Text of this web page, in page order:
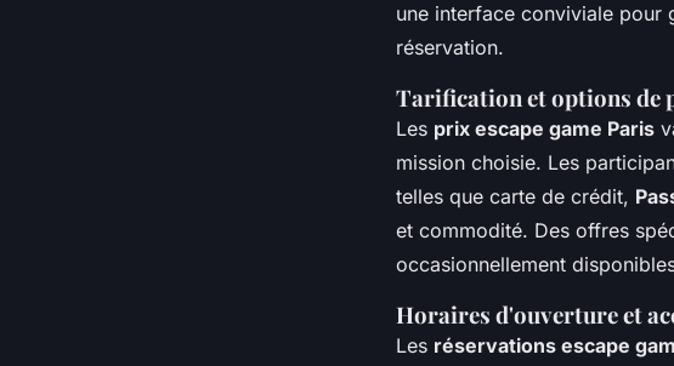
une interface conviviale pour
réservation.
Tarification et options de
Les prix escape game Paris
mission choisie. Les
telles que carte de crédit,
et commodité. Des offres
occasionnellement
Horaires d'ouverture et
Les réservations escape